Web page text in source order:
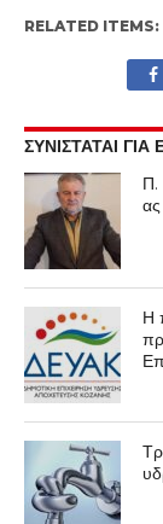
RELATED ITEMS:
ΣΥΝΙΣΤΑΤΑΙ ΓΙΑ
Π.
Η